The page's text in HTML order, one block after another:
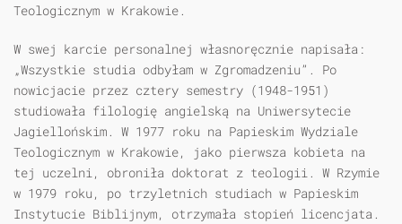
Teologicznym w Krakowie.
W swej karcie personalnej własnoręcznie napisała:
„Wszystkie studia odbyłam w Zgromadzeniu”. Po
nowicjacie przez cztery semestry (1948-1951)
studiowała filologię angielską na Uniwersytecie
Jagiellońskim. W 1977 roku na Papieskim Wydziale
Teologicznym w Krakowie, jako pierwsza kobieta na
tej uczelni, obroniła doktorat z teologii. W Rzymie
w 1979 roku, po trzyletnich studiach w Papieskim
Instytucie Biblijnym, otrzymała stopień licencjata.